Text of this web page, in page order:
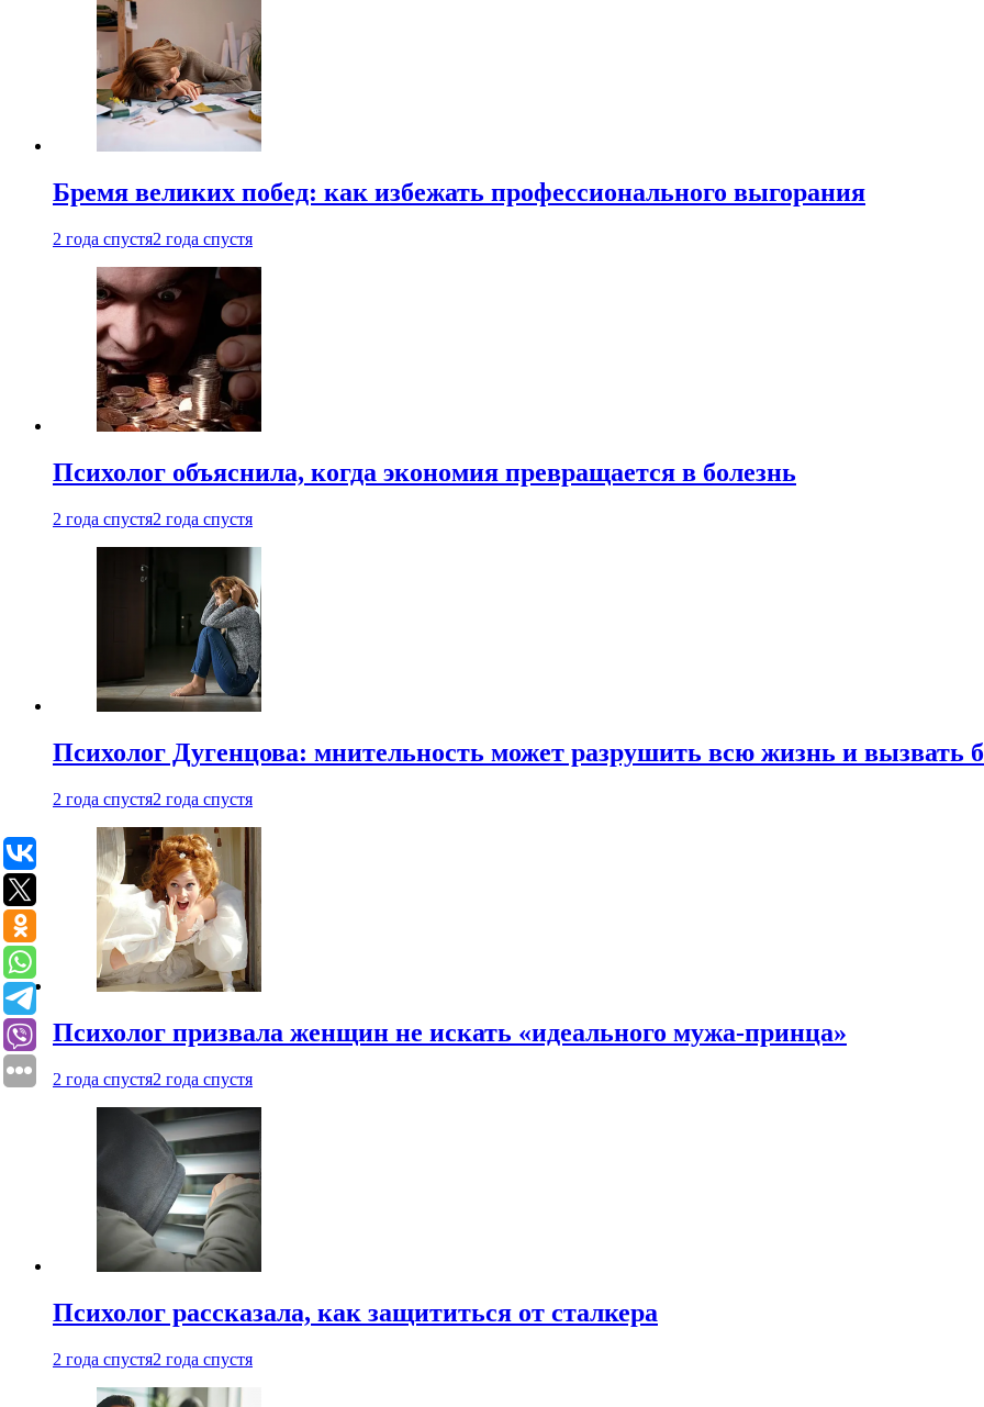
Бремя великих побед: как избежать профессионального выгорания
2 года спустя2 года спустя
Психолог объяснила, когда экономия превращается в болезнь
2 года спустя2 года спустя
Психолог Дугенцова: мнительность может разрушить всю жизнь и вызвать
2 года спустя2 года спустя
Психолог призвала женщин не искать «идеального мужа-принца»
2 года спустя2 года спустя
Психолог рассказала, как защититься от сталкера
2 года спустя2 года спустя